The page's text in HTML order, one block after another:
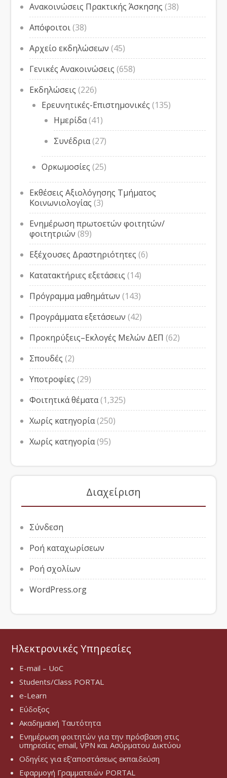
Ανακοινώσεις Πρακτικής Άσκησης (38)
Απόφοιτοι(38)
Αρχείο εκδηλώσεων (45)
Γενικές Ανακοινώσεις (658)
Εκδηλώσεις (226)
Ερευνητικές-Επιστημονικές (135)
Ημερίδα(41)
Συνέδρια(27)
Ορκωμοσίες (25)
Εκθέσεις Αξιολόγησης Τμήματος
Κοινωνιολογίας (3)
Ενημέρωση πρωτοετών φοιτητών/
φοιτητριών (89)
Εξέχουσες Δραστηριότητες (6)
Κατατακτήριες εξετάσεις (14)
Πρόγραμμα μαθημάτων (143)
Προγράμματα εξετάσεων (42)
Προκηρύξεις–Εκλογές Μελών ΔΕΠ (62)
Σπουδές (2)
Υποτροφίες (29)
Φοιτητικά θέματα(1,325)
Χωρίς κατηγορία(250)
Χωρίς κατηγορία(95)
Διαχείριση
Σύνδεση
Ροή καταχωρίσεων
Ροή σχολίων
WordPress.org
Ηλεκτρονικές Υπηρεσίες
E-mail – UoC
Students/Class PORTAL
e-Learn
Εύδοξος
Ακαδημαϊκή Ταυτότητα
Ενημέρωση φοιτητών για την πρόσβαση στις
υπηρεσίες email, VPN και Ασύρματου Δικτύου
Οδηγίες για εξ’αποστάσεως εκπαιδεύση
Εφαρμογή Γραμματειών PORTAL